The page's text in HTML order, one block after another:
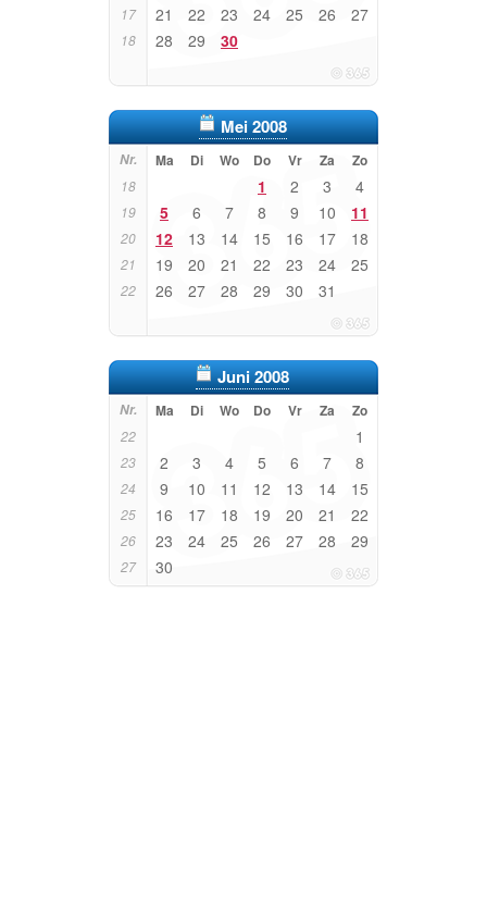
17 21 22 23 24 25 26 27
18 28 29 30
Mei 2008
Nr. Ma Di Wo Do Vr Za Zo
18 1 2 3 4
19 5 6 7 8 9 10 11
20 12 13 14 15 16 17 18
21 19 20 21 22 23 24 25
22 26 27 28 29 30 31
Juni 2008
Nr. Ma Di Wo Do Vr Za Zo
22 1
23 2 3 4 5 6 7 8
24 9 10 11 12 13 14 15
25 16 17 18 19 20 21 22
26 23 24 25 26 27 28 29
27 30